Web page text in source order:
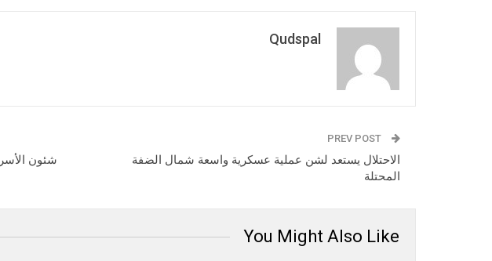
Qudspal
الاحتلال يستعد لشن عملية عسكرية واسعة شمال الضفة
المحتلة
You Might Also Like